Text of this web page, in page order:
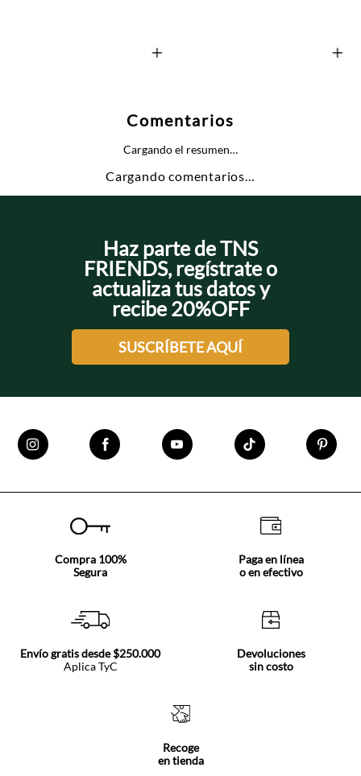
Comentarios
Cargando el resumen…
Cargando comentarios…
Haz parte de TNS
FRIENDS, regístrate o
actualiza tus datos y
recibe 20%OFF
SUSCRÍBETE AQUÍ
Compra 100%
Segura
Paga en línea
o en efectivo
Envío gratis desde $250.000
Aplica TyC
Devoluciones
sin costo
Recoge
en tienda